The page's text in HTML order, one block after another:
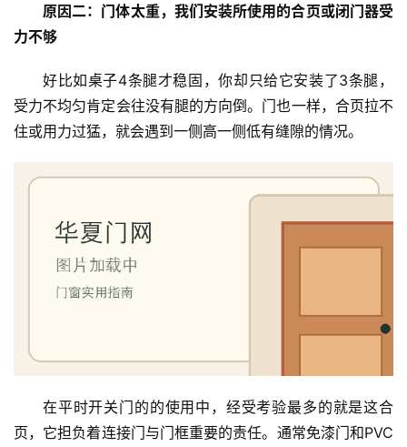
原因二：门体太重，我们安装所使用的合页或闭门器受
力不够
好比如桌子4条腿才稳固，你却只给它安装了3条腿，
受力不均匀肯定会往没有腿的方向倒。门也一样，合页拉不
住或用力过猛，就会遇到一侧高一侧低有缝隙的情况。
在平时开关门的的使用中，经受考验最多的就是这合
页，它担负着连接门与门框重要的责任。通常免漆门和PVC